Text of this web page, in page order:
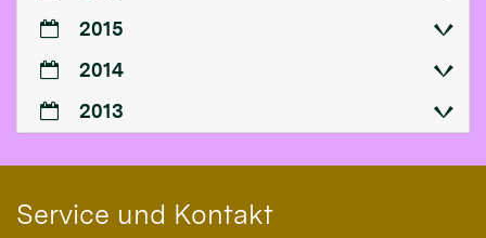
2015
2014
2013
Service und Kontakt